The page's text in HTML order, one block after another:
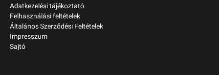
Adatkezelési tájékoztató
Felhasználási feltételek
Általános Szerződési Feltételek
Impresszum
Sajtó